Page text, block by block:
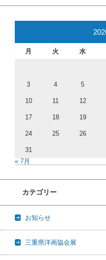
月 火 水
3 4 5
10 11 12
17 18 19
24 25 26
31
« 7月
カテゴリー
お知らせ
三重県洋画協会展